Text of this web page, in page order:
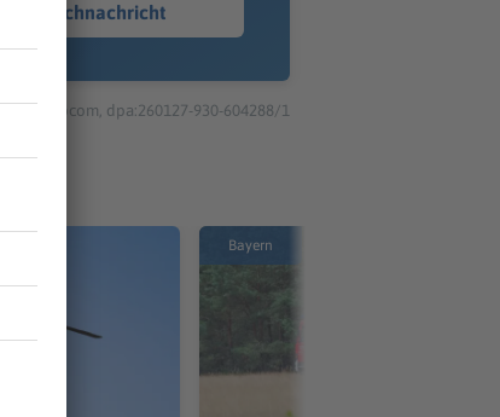
Sprachnachricht
© dpa-infocom, dpa:260127-930-604288/1
Bayern